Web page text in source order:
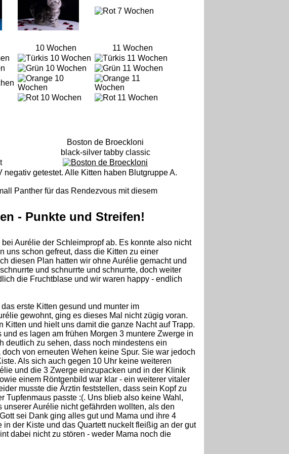
10 Wochen
11 Wochen
Boston de Broeckloni
black-silver tabby classic
getestet. Alle Kitten haben Blutgruppe A.
Panther für das Rendezvous mit diesem
- Punkte und Streifen!
Aurélie der Schleimpropf ab. Es konnte also nicht
uns schon gefreut, dass die Kitten zu einer
diesen Plan hatten wir ohne Aurélie gemacht und
und schnurrte und schnurrte, doch weiter
die Fruchtblase und wir waren happy - endlich
erste Kitten gesund und munter im
gewohnt, ging es dieses Mal nicht zügig voran.
und hielt uns damit die ganze Nacht auf Trapp.
es lagen am frühen Morgen 3 muntere Zwerge in
deutlich zu sehen, dass noch mindestens ein
von erneuten Wehen keine Spur. Sie war jedoch
Als sich auch gegen 10 Uhr keine weiteren
und die 3 Zwerge einzupacken und in der Klinik
einem Röntgenbild war klar - ein weiterer vitaler
musste die Ärztin feststellen, dass sein Kopf zu
Tupfenmaus passte :(. Uns blieb also keine Wahl,
Aurélie nicht gefährden wollten, als den
sei Dank ging alles gut und Mama und ihre 4
der Kiste und das Quartett nuckelt fleißig an der gut
dabei nicht zu stören - weder Mama noch die